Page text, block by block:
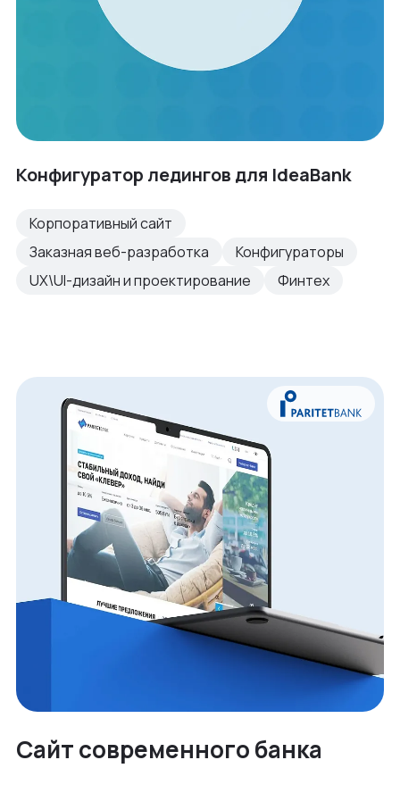
Конфигуратор ледингов для IdeaBank
Корпоративный сайт
Заказная веб-разработка
Конфигураторы
UX\UI-дизайн и проектирование
Финтех
Сайт современного банка